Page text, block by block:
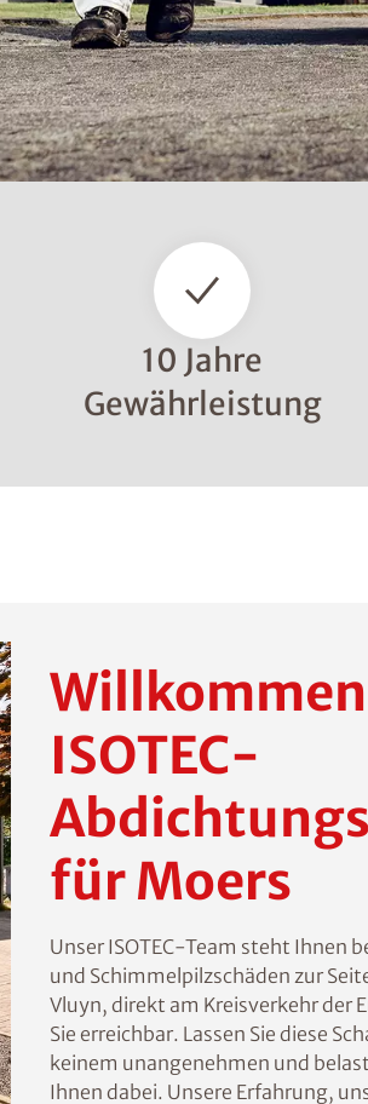
10 Jahre
Gewährleistung
ISOTEC-
für Moers
Unser ISOTEC-Team steht Ihnen
und Schimmelpilzschäden zur
Vluyn, direkt am Kreisverkehr der
Sie erreichbar. Lassen Sie diese
keinem unangenehmen und
Ihnen dabei. Unsere Erfahrung,